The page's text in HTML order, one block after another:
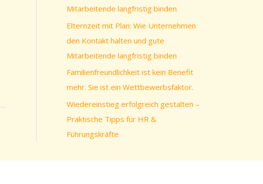
:
Mitarbeitende langfristig binden
Elternzeit mit Plan: Wie Unternehmen
den Kontakt halten und gute
Mitarbeitende langfristig binden
Familienfreundlichkeit ist kein Benefit
mehr. Sie ist ein Wettbewerbsfaktor.
Wiedereinstieg erfolgreich gestalten –
Praktische Tipps für HR &
Führungskräfte